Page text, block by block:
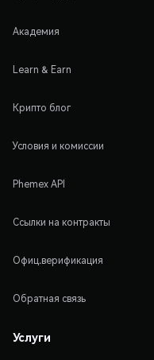
Академия
Learn & Earn
Крипто блог
Условия и комиссии
Phemex API
Ссылки на контракты
Офиц.верификация
Обратная связь
Услуги